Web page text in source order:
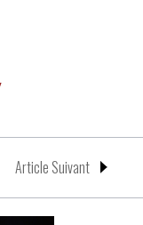
Article Suivant